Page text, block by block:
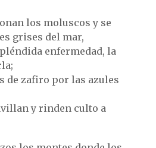
los moluscos y se
grises del mar,
enfermedad, la
de zafiro por las azules
y rinden culto a